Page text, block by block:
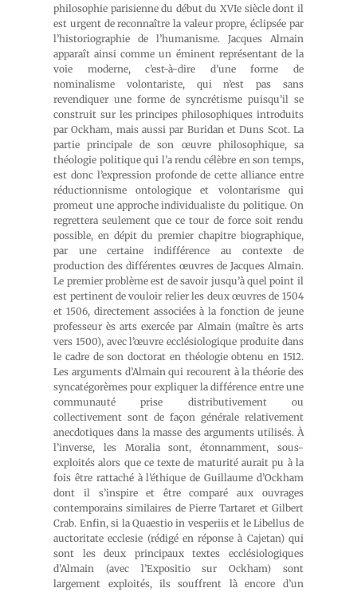
philosophie parisienne du début du XVIe siècle dont il
est urgent de reconnaître la valeur propre, éclipsée par
l’historiographie de l’humanisme. Jacques Almain
apparaît ainsi comme un éminent représentant de la
voie moderne, c’est-à-dire d’une forme de
nominalisme volontariste, qui n’est pas sans
revendiquer une forme de syncrétisme puisqu’il se
construit sur les principes philosophiques introduits
par Ockham, mais aussi par Buridan et Duns Scot. La
partie principale de son œuvre philosophique, sa
théologie politique qui l’a rendu célèbre en son temps,
est donc l’expression profonde de cette alliance entre
réductionnisme ontologique et volontarisme qui
promeut une approche individualiste du politique. On
regrettera seulement que ce tour de force soit rendu
possible, en dépit du premier chapitre biographique,
par une certaine indifférence au contexte de
production des différentes œuvres de Jacques Almain.
Le premier problème est de savoir jusqu’à quel point il
est pertinent de vouloir relier les deux œuvres de 1504
et 1506, directement associées à la fonction de jeune
professeur ès arts exercée par Almain (maître ès arts
vers 1500), avec l’œuvre ecclésiologique produite dans
le cadre de son doctorat en théologie obtenu en 1512.
Les arguments d’Almain qui recourent à la théorie des
syncatégorèmes pour expliquer la différence entre une
communauté prise distributivement ou
collectivement sont de façon générale relativement
anecdotiques dans la masse des arguments utilisés. À
l’inverse, les Moralia sont, étonnamment, sous-
exploités alors que ce texte de maturité aurait pu à la
fois être rattaché à l’éthique de Guillaume d’Ockham
dont il s’inspire et être comparé aux ouvrages
contemporains similaires de Pierre Tartaret et Gilbert
Crab. Enfin, si la Quaestio in vesperiis et le Libellus de
auctoritate ecclesie (rédigé en réponse à Cajetan) qui
sont les deux principaux textes ecclésiologiques
d’Almain (avec l’Expositio sur Ockham) sont
largement exploités, ils souffrent là encore d’un